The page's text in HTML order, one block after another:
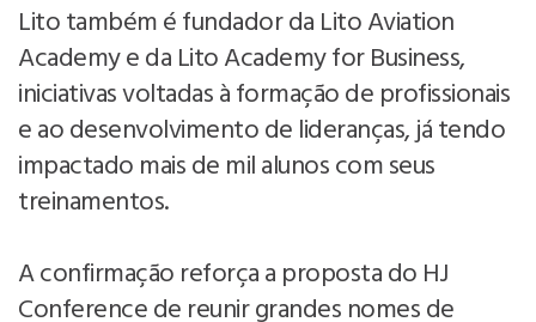
Lito também é fundador da Lito Aviation
Academy e da Lito Academy for Business,
iniciativas voltadas à formação de profissionais
e ao desenvolvimento de lideranças, já tendo
impactado mais de mil alunos com seus
treinamentos.
A confirmação reforça a proposta do HJ
Conference de reunir grandes nomes de